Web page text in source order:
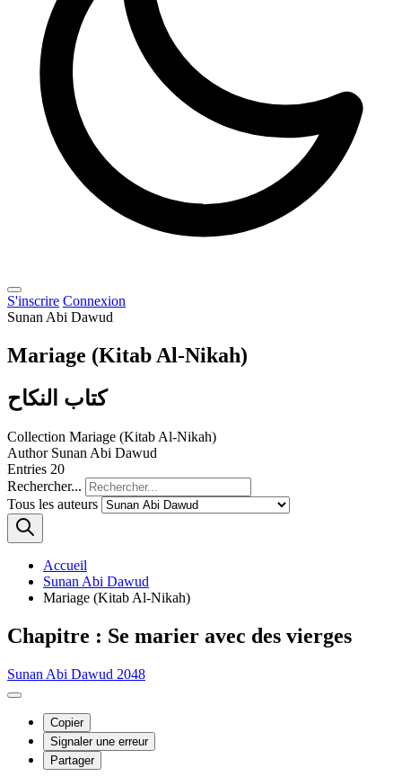
S'inscrire Connexion
Sunan Abi Dawud
Mariage (Kitab Al-Nikah)
كتاب النكاح
Collection Mariage (Kitab Al-Nikah)
Author Sunan Abi Dawud
Entries 20
Rechercher...
Tous les auteurs
Accueil
Sunan Abi Dawud
Mariage (Kitab Al-Nikah)
Chapitre : Se marier avec des vierges
Sunan Abi Dawud 2048
Copier
Signaler une erreur
Partager